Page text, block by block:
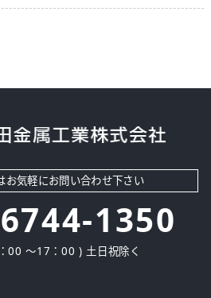
お気軽にお問い合わせ下さい
1350
00 ～17：00 ) 土日祝除く